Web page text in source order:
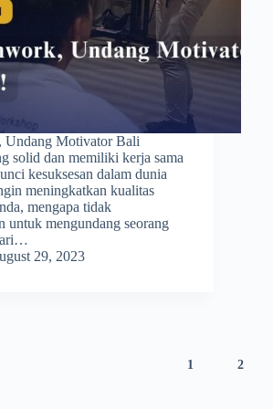
Undang Motivator Bali
solid dan memiliki kerja sama
kesuksesan dalam dunia
meningkatkan kualitas
mengapa tidak
untuk mengundang seorang
29, 2023
1 2